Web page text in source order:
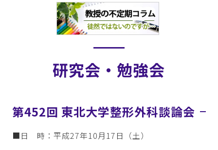
研究会・勉強会
第452回 東北大学整形外科談論会
■日 時：平成27年10月17日（土）